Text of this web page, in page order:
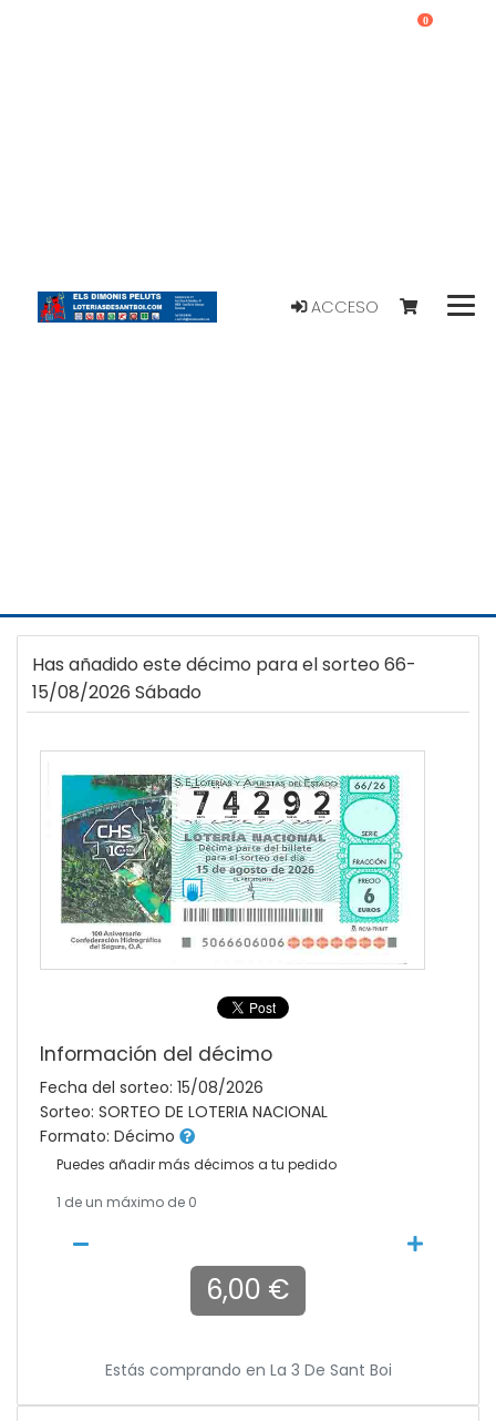
ACCESO
0
Has añadido este décimo para el sorteo 66-
15/08/2026 Sábado
Información del décimo
Fecha del sorteo: 15/08/2026
Sorteo: SORTEO DE LOTERIA NACIONAL
Formato: Décimo
Puedes añadir más décimos a tu pedido
1 de un máximo de 0
6,00 €
Estás comprando en La 3 De Sant Boi